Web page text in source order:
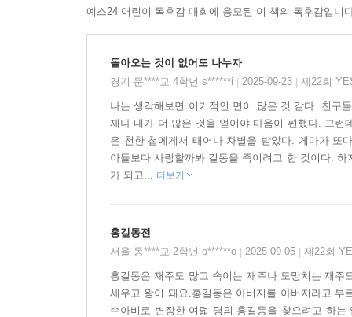
〈책 읽기 3단계〉
* 2단계: 초등학생 눈높이에 맞춰 매끄럽게 구성한
* 3단계: 책을 읽은 뒤, 〈더 알아볼까요?〉, 〈올
통해 생각을 정리하고 문해력과 사고력, 표현력을
예스24 어린이 독후감 대회에 응모된 이 책의 독후감입니
돌아오는 것이 없어도 나누자
경기 문****교 4학년 s******i
2025-09-23 제22회
나는 생각해보면 이기적인 면이 많은 것 같다. 친구
제나 내가 더 많은 것을 얻어야 마음이 편했다. 그런
은 천한 첩에게서 태어나 차별을 받았다. 게다가 또
아들보다 사랑할까봐 길동을 죽이려고 한 것이다.
가 되고... 더보기
홍길동전
서울 동****교 2학년 o******o
2025-09-05 제22회
홍길동은 재주도 많고 속이는 재주나 도망치는 재
세우고 왕이 돼요.홍길동은 아버지를 아버지라고
수아비로 변장한 여덟 명의 홍길동을 찾으려고 하